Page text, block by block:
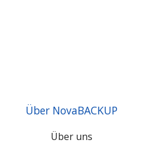
Über NovaBACKUP
Über uns